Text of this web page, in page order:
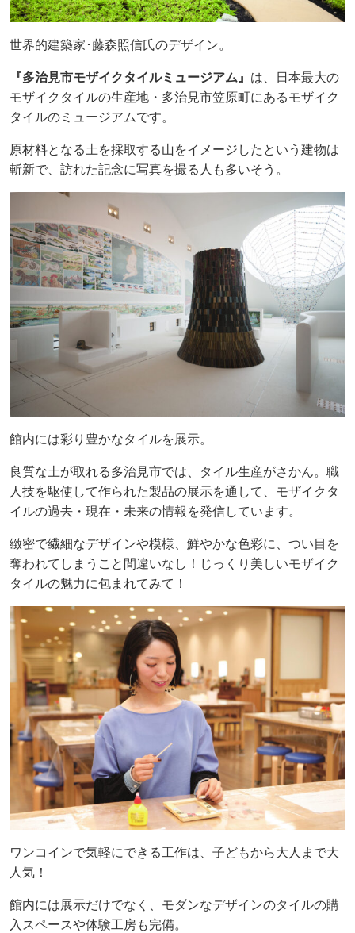
世界的建築家･藤森照信氏のデザイン。
『多治見市モザイクタイルミュージアム』 は、日本最大の
モザイクタイルの生産地・多治見市笠原町にあるモザイク
タイルのミュージアムです。
原材料となる土を採取する山をイメージしたという建物は
斬新で、訪れた記念に写真を撮る人も多いそう。
館内には彩り豊かなタイルを展示。
良質な土が取れる多治見市では、タイル生産がさかん。職
人技を駆使して作られた製品の展示を通して、モザイクタ
イルの過去・現在・未来の情報を発信しています。
緻密で繊細なデザインや模様、鮮やかな色彩に、つい目を
奪われてしまうこと間違いなし！じっくり美しいモザイク
タイルの魅力に包まれてみて！
ワンコインで気軽にできる工作は、子どもから大人まで大
人気！
館内には展示だけでなく、モダンなデザインのタイルの購
入スペースや体験工房も完備。